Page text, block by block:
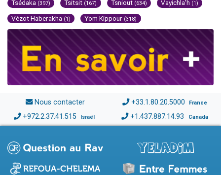
Tsédaka (397) Tsitsit (167) Tsniout (634) Vayichla'h (1)
Vézot Haberakha (1) Yom Kippour (318)
Nous contacter +33.1.80.20.5000 France
+972.2.37.41.515 Israël +1.437.887.14.93 Canada